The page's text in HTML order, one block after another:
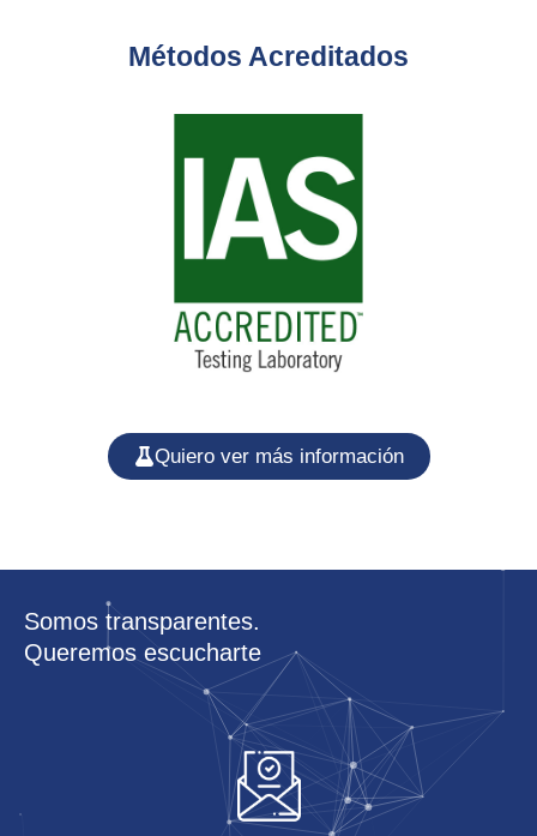
Métodos Acreditados
Quiero ver más información
Somos transparentes.
Queremos escucharte